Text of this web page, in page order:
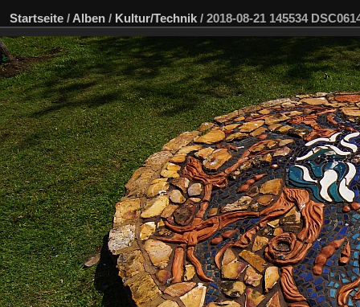
Startseite / Alben / Kultur/Technik / 2018-08-21 145534